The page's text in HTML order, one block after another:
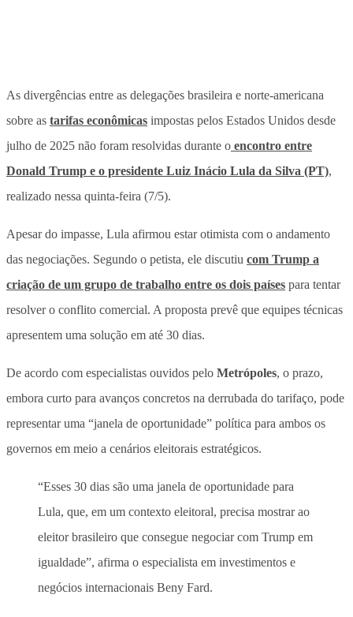
As divergências entre as delegações brasileira e norte-americana
sobre as tarifas econômicas impostas pelos Estados Unidos desde
julho de 2025 não foram resolvidas durante o encontro entre
Donald Trump e o presidente Luiz Inácio Lula da Silva (PT),
realizado nessa quinta-feira (7/5).
Apesar do impasse, Lula afirmou estar otimista com o andamento
das negociações. Segundo o petista, ele discutiu com Trump a
criação de um grupo de trabalho entre os dois países para tentar
resolver o conflito comercial. A proposta prevê que equipes técnicas
apresentem uma solução em até 30 dias.
De acordo com especialistas ouvidos pelo Metrópoles, o prazo,
embora curto para avanços concretos na derrubada do tarifaço, pode
representar uma “janela de oportunidade” política para ambos os
governos em meio a cenários eleitorais estratégicos.
“Esses 30 dias são uma janela de oportunidade para
Lula, que, em um contexto eleitoral, precisa mostrar ao
eleitor brasileiro que consegue negociar com Trump em
igualdade”, afirma o especialista em investimentos e
negócios internacionais Beny Fard.